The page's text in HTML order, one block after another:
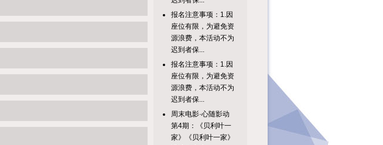
报名注意事项：1.因
座位有限，为避免资
源浪费，本活动不为
迟到者保...
报名注意事项：1.因
座位有限，为避免资
源浪费，本活动不为
迟到者保...
周末电影·心随影动
第4期：《贝利叶一
家》《贝利叶一家》
讲述了出生...